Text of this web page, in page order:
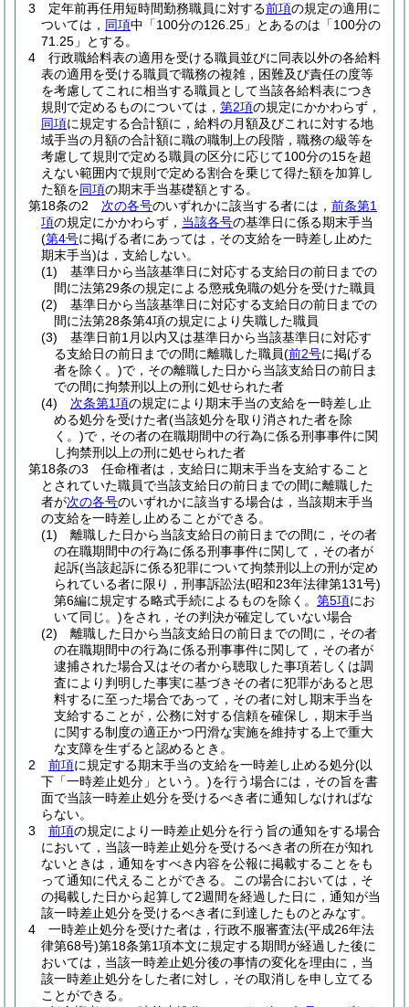
3
定年前再任用短時間勤務職員に対する前項の規定の適用に
ついては， 同項中「100分の126.25」とあるのは「100分の
71.25」とする。
4
行政職給料表の適用を受ける職員並びに同表以外の各給料
表の適用を受ける職員で職務の複雑，困難及び責任の度等
を考慮してこれに相当する職員として当該各給料表につき
規則で定めるものについては， 第2項の規定にかかわらず，
同項に規定する合計額に，給料の月額及びこれに対する地
域手当の月額の合計額に職の職制上の段階，職務の級等を
考慮して規則で定める職員の区分に応じて100分の15を超
えない範囲内で規則で定める割合を乗じて得た額を加算し
た額を同項の期末手当基礎額とする。
第18条の2
次の各号のいずれかに該当する者には， 前条第1
項の規定にかかわらず， 当該各号の基準日に係る期末手当
(第4号に掲げる者にあっては，その支給を一時差し止めた
期末手当)は，支給しない。
(1)
基準日から当該基準日に対応する支給日の前日までの
間に法第29条の規定による懲戒免職の処分を受けた職員
(2)
基準日から当該基準日に対応する支給日の前日までの
間に法第28条第4項の規定により失職した職員
(3)
基準日前1月以内又は基準日から当該基準日に対応す
る支給日の前日までの間に離職した職員(前2号に掲げる
者を除く。)で，その離職した日から当該支給日の前日ま
での間に拘禁刑以上の刑に処せられた者
(4)
次条第1項の規定により期末手当の支給を一時差し止
める処分を受けた者(当該処分を取り消された者を除
く。)で，その者の在職期間中の行為に係る刑事事件に関
し拘禁刑以上の刑に処せられた者
第18条の3
任命権者は，支給日に期末手当を支給すること
とされていた職員で当該支給日の前日までの間に離職した
者が次の各号のいずれかに該当する場合は，当該期末手当
の支給を一時差し止めることができる。
(1)
離職した日から当該支給日の前日までの間に，その者
の在職期間中の行為に係る刑事事件に関して，その者が
起訴(当該起訴に係る犯罪について拘禁刑以上の刑が定め
られている者に限り，刑事訴訟法(昭和23年法律第131号)
第6編に規定する略式手続によるものを除く。 第5項にお
いて同じ。)をされ，その判決が確定していない場合
(2)
離職した日から当該支給日の前日までの間に，その者
の在職期間中の行為に係る刑事事件に関して，その者が
逮捕された場合又はその者から聴取した事項若しくは調
査により判明した事実に基づきその者に犯罪があると思
料するに至った場合であって，その者に対し期末手当を
支給することが，公務に対する信頼を確保し，期末手当
に関する制度の適正かつ円滑な実施を維持する上で重大
な支障を生ずると認めるとき。
2
前項に規定する期末手当の支給を一時差し止める処分(以
下「一時差止処分」という。)を行う場合には，その旨を書
面で当該一時差止処分を受けるべき者に通知しなければな
らない。
3
前項の規定により一時差止処分を行う旨の通知をする場合
において，当該一時差止処分を受けるべき者の所在が知れ
ないときは，通知をすべき内容を公報に掲載することをも
って通知に代えることができる。
この場合においては，そ
の掲載した日から起算して2週間を経過した日に，通知が当
該一時差止処分を受けるべき者に到達したものとみなす。
4
一時差止処分を受けた者は，行政不服審査法(平成26年法
律第68号)第18条第1項本文に規定する期間が経過した後に
おいては，当該一時差止処分後の事情の変化を理由に，当
該一時差止処分をした者に対し，その取消しを申し立てる
ことができる。